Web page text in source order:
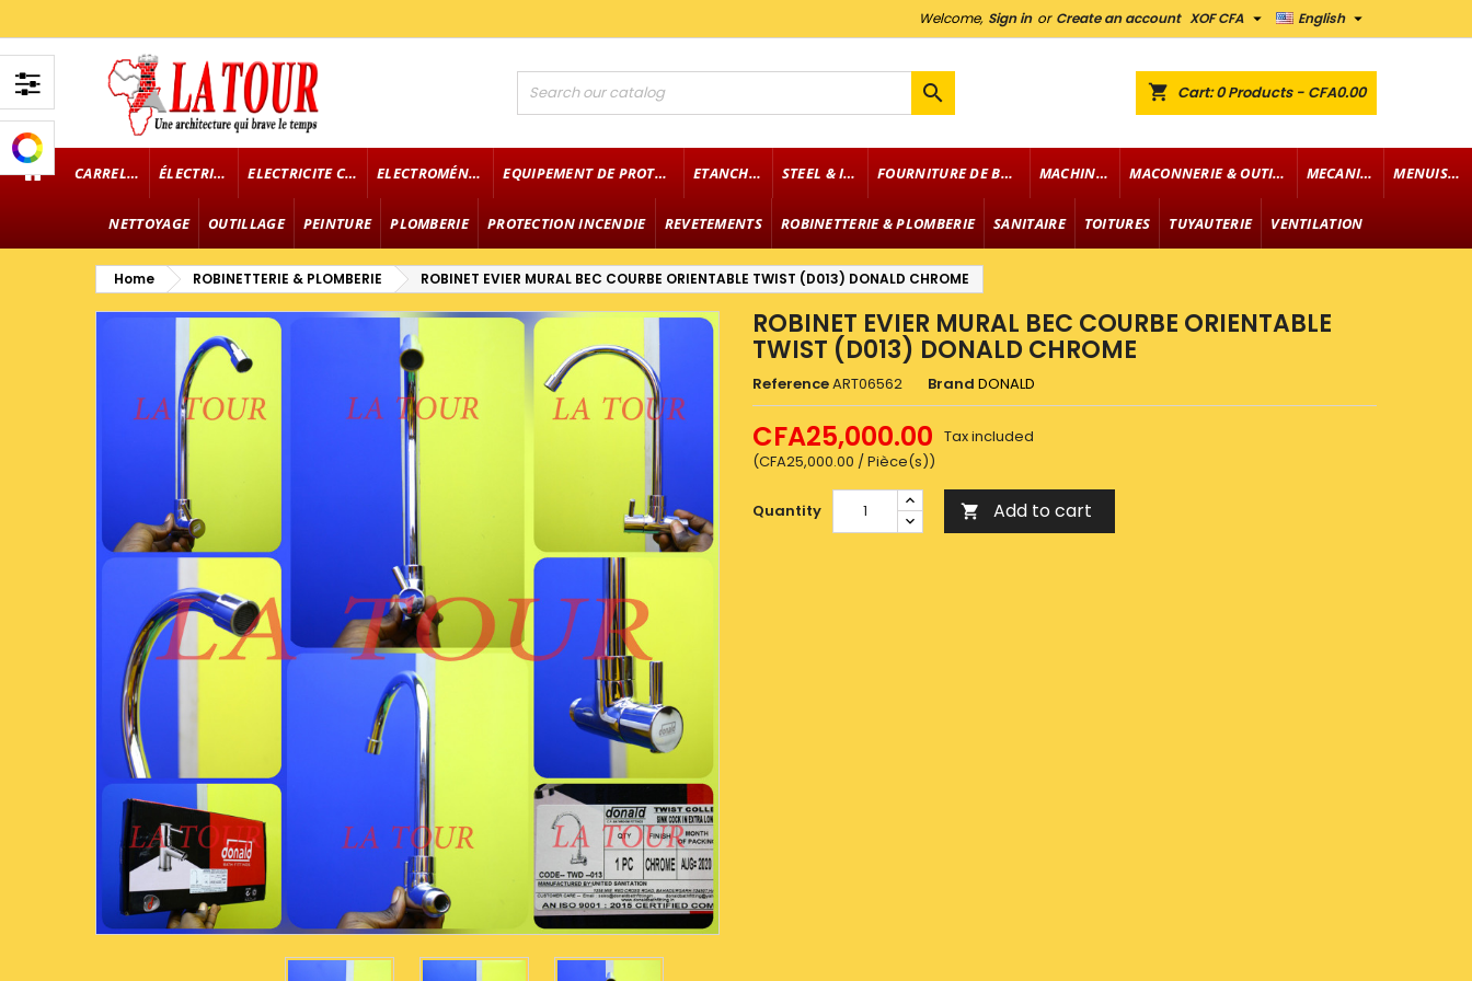
English 
XOF CFA 
Welcome, Sign in or Create an account
shopping_cart Cart: 0Products - CFA0.00

CARRELAGE ÉLECTRICITÉ ELECTRICITE CABLE ELECTROMÉNAGER EQUIPEMENT DE PROTECTION ETANCHEITE STEEL & IRON FOURNITURE DE BUREAU MACHINERIE MACONNERIE & OUTILLAGE MECANIQUE MENUISERIE
NETTOYAGE OUTILLAGE PEINTURE PLOMBERIE PROTECTION INCENDIE REVETEMENTS ROBINETTERIE & PLOMBERIE SANITAIRE TOITURES TUYAUTERIE VENTILATION
Home ROBINETTERIE & PLOMBERIE ROBINET EVIER MURAL BEC COURBE ORIENTABLE TWIST (D013) DONALD CHROME
ROBINET EVIER MURAL BEC COURBE ORIENTABLE
TWIST (D013) DONALD CHROME
ReferenceART06562 Brand DONALD
CFA25,000.00
(CFA25,000.00 / Pièce(s))
Tax included
Quantity  Add to cart